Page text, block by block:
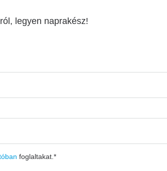
legyen naprakész!
foglaltakat.